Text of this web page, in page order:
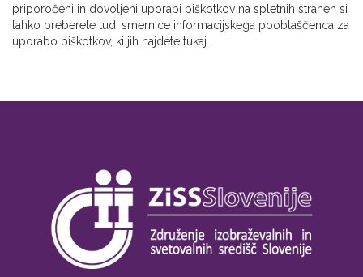
priporočeni in dovoljeni uporabi piškotkov na spletnih straneh si
lahko preberete tudi smernice informacijskega pooblaščenca za
uporabo piškotkov, ki jih najdete tukaj.